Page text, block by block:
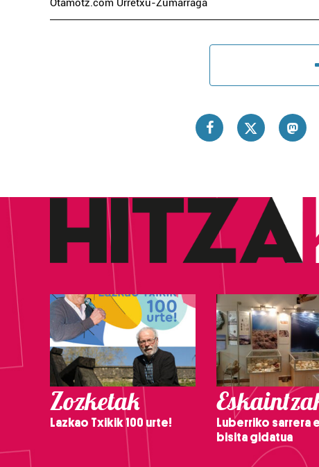
Otamotz.com Urretxu-Zumarraga
Zozketak
Lazkao Txikik 100 urte!
Luberriko sarrera
bisita gidatua